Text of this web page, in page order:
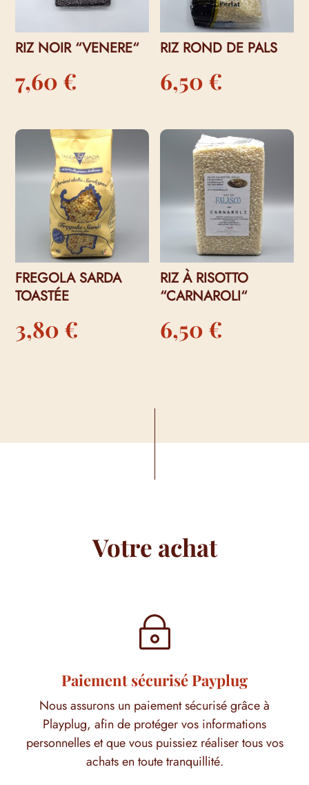
RIZ NOIR “VENERE“
7,60 €
RIZ ROND DE PALS
6,50 €
FREGOLA SARDA
TOASTÉE
3,80 €
RIZ À RISOTTO
“CARNAROLI“
6,50 €
Votre achat
~
Paiement sécurisé Payplug
Nous assurons un paiement sécurisé grâce à
Playplug, afin de protéger vos informations
personnelles et que vous puissiez réaliser tous vos
achats en toute tranquillité.